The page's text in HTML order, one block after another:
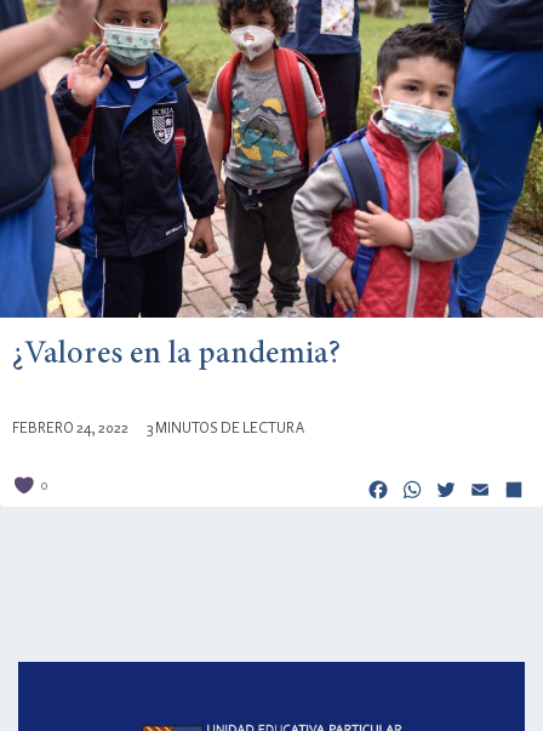
¿Valores en la pandemia?
FEBRERO 24, 2022 3 MINUTOS DE LECTURA
0 Facebook